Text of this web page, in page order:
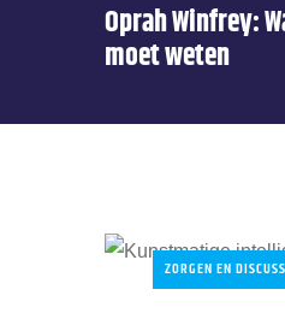
Oprah Winfrey:
moet weten
ZORGEN EN